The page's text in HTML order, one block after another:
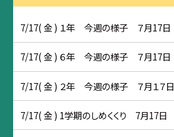
7/17( 金 ) １年 今週の様子 ７月17日
7/17( 金 ) ６年 今週の様子 ７月17日
7/17( 金 ) ２年 今週の様子 ７月１７日
7/17( 金 ) 1学期のしめくくり 7月17日